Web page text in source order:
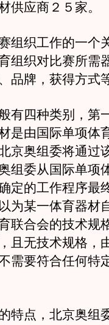
供应商２５家。
织工作的一个
组织对比赛所需
品牌，获得方式
四种类别，第
是由国际单项体
京奥组委将通过
组委从国际单项
定的工作程序最
为某一体育器材
联合会的技术规
且无技术规格，
需要符合任何特
点，北京奥组